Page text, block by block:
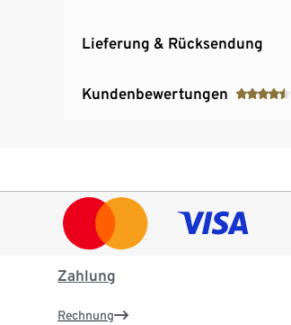
Lieferung & Rücksendung
Kundenbewertungen
Zahlung
Rechnung